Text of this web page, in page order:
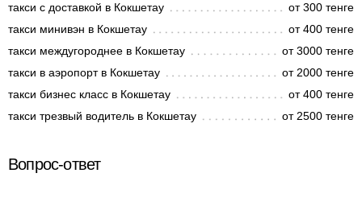
такси с доставкой в Кокшетау
от 300 тенге
такси минивэн в Кокшетау
от 400 тенге
такси междугороднее в Кокшетау
от 3000 тенге
такси в аэропорт в Кокшетау
от 2000 тенге
такси бизнес класс в Кокшетау
от 400 тенге
такси трезвый водитель в Кокшетау
от 2500 тенге
Вопрос-ответ